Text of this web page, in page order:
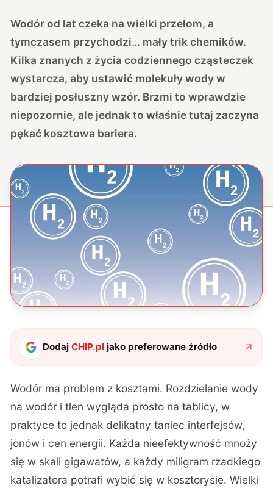
Wodór od lat czeka na wielki przełom, a
tymczasem przychodzi… mały trik chemików.
Kilka znanych z życia codziennego cząsteczek
wystarcza, aby ustawić molekuły wody w
bardziej posłuszny wzór. Brzmi to wprawdzie
niepozornie, ale jednak to właśnie tutaj zaczyna
pękać kosztowa bariera.
DodajCHIP.pl jako preferowane źródło
Wodór ma problem z kosztami. Rozdzielanie wody
na wodór i tlen wygląda prosto na tablicy, w
praktyce to jednak delikatny taniec interfejsów,
jonów i cen energii. Każda nieefektywność mnoży
się w skali gigawatów, a każdy miligram rzadkiego
katalizatora potrafi wybić się w kosztorysie. Wielki